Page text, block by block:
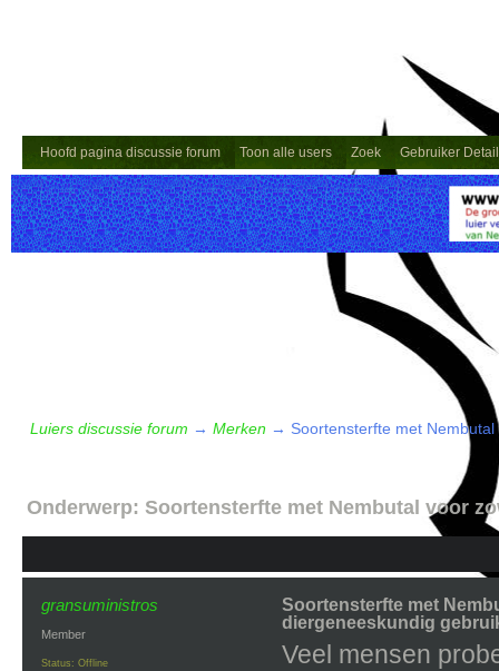
Hoofd pagina discussie forum Toon alle users Zoek Gebruiker
Luiers discussie forum → Merken → Soortensterfte met
Onderwerp: Soortensterfte met Nembutal voor
gransuministros
Member
Status: Offline
Soortensterfte met
diergeneeskundig
Veel mensen